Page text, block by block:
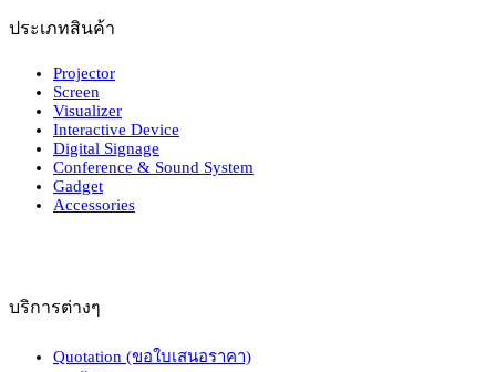
ประเภทสินค้า
Projector
Screen
Visualizer
Interactive Device
Digital Signage
Conference & Sound System
Gadget
Accessories
บริการต่างๆ
Quotation (ขอใบเสนอราคา)